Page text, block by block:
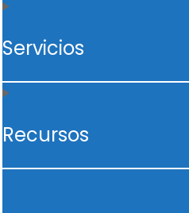
Servicios
Recursos